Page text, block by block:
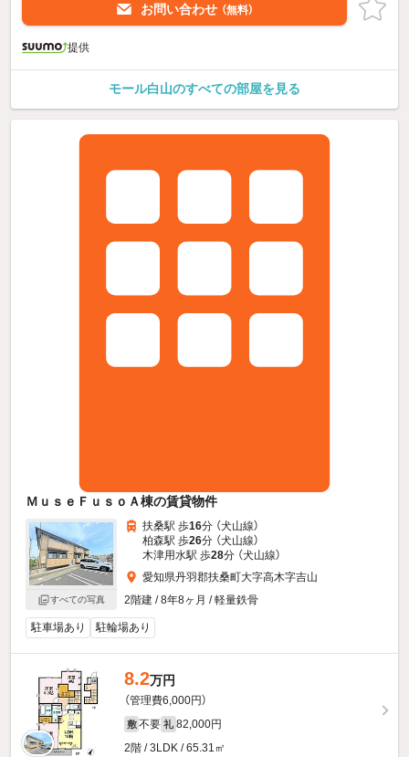
お問い合わせ （無料）
提供
モール白山のすべての部屋を見る
ＭｕｓｅＦｕｓｏＡ棟の賃貸物件
すべての写真
扶桑駅 歩16分 （犬山線）
柏森駅 歩26分 （犬山線）
木津用水駅 歩28分 （犬山線）
愛知県丹羽郡扶桑町大字高木字吉山
2階建 / 8年8ヶ月 / 軽量鉄骨
駐車場あり 駐輪場あり
8.2万円
（管理費6,000円）
敷 不要 礼 82,000円
2階 / 3LDK / 65.31㎡